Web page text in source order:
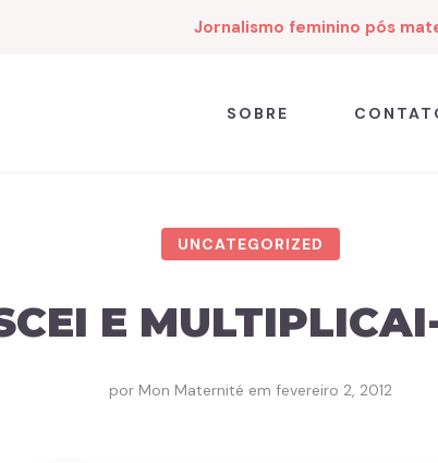
Jornalismo feminino pós
SOBRE
UNCATEGORIZED
E
por Mon Maternité em fevereiro 2, 2012